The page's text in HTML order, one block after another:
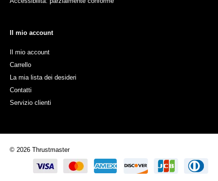
Il mio account
Il mio account
Carrello
La mia lista dei desideri
Contatti
Servizio clienti
© 2026 Thrustmaster